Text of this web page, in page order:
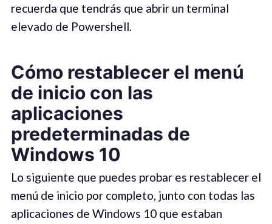
recuerda que tendrás que abrir un terminal
elevado de Powershell.
Cómo restablecer el menú
de inicio con las
aplicaciones
predeterminadas de
Windows 10
Lo siguiente que puedes probar es restablecer el
menú de inicio por completo, junto con todas las
aplicaciones de Windows 10 que estaban